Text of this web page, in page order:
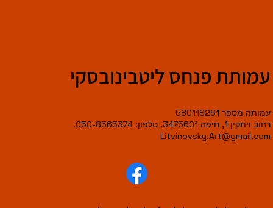
עמותת פנחס ליטבינובסקי
עמותה מספר 580118261
רחוב ויתקין 1, חיפה 3475601. טלפון: 050-8565374.
Litvinovsky.Art@gmail.com